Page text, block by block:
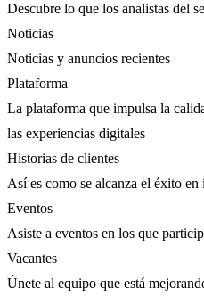
Descubre lo que los analistas del
Noticias
Noticias y anuncios recientes
Plataforma
La plataforma que impulsa la
las experiencias digitales
Historias de clientes
Así es como se alcanza el éxito en
Eventos
Asiste a eventos en los que
Vacantes
Únete al equipo que está